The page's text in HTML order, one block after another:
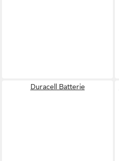
Duracell Batterie